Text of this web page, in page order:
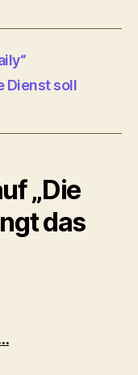
Dienst soll
„Die
das
sagt: